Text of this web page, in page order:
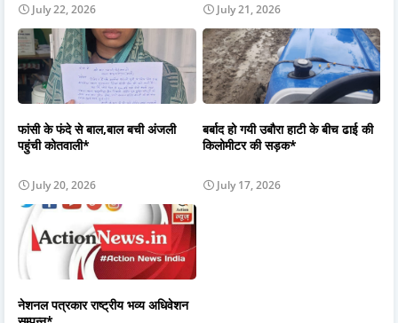
July 22, 2026 July 21, 2026
फांसी के फंदे से बाल,बाल बची अंजली
पहुंची कोतवाली*
July 20, 2026
बर्बाद हो गयी उबौरा हाटी के बीच ढाई की
किलोमीटर की सड़क*
July 17, 2026
नेशनल पत्रकार राष्ट्रीय भव्य अधिवेशन